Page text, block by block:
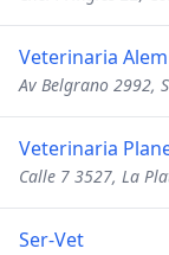
Veterinaria Alem
Av Belgrano 2992,
Veterinaria
Calle 7 3527, La
Ser-Vet